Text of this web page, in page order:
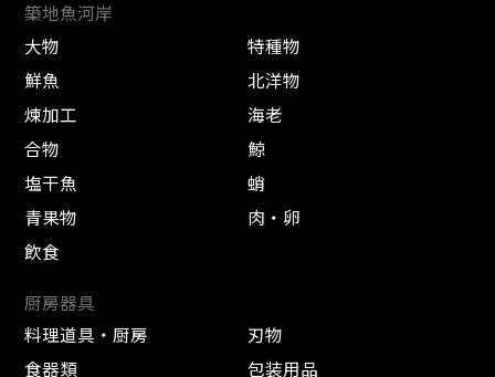
築地魚河岸
大物
特種物
鮮魚
北洋物
煉加工
海老
合物
鯨
塩干魚
蛸
青果物
肉・卵
飲食
厨房器具
料理道具・厨房
刃物
食器類
包装用品